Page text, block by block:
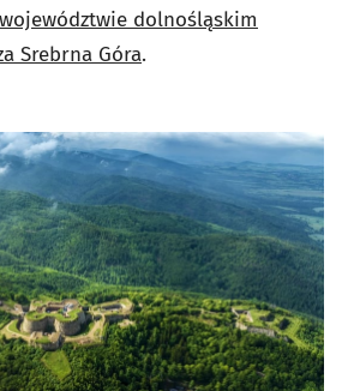
dolnośląskim
Srebrna Góra.